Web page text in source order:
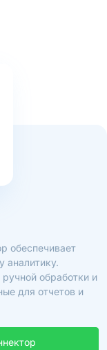
обеспечивает
аналитику.
обработки и
для отчетов и